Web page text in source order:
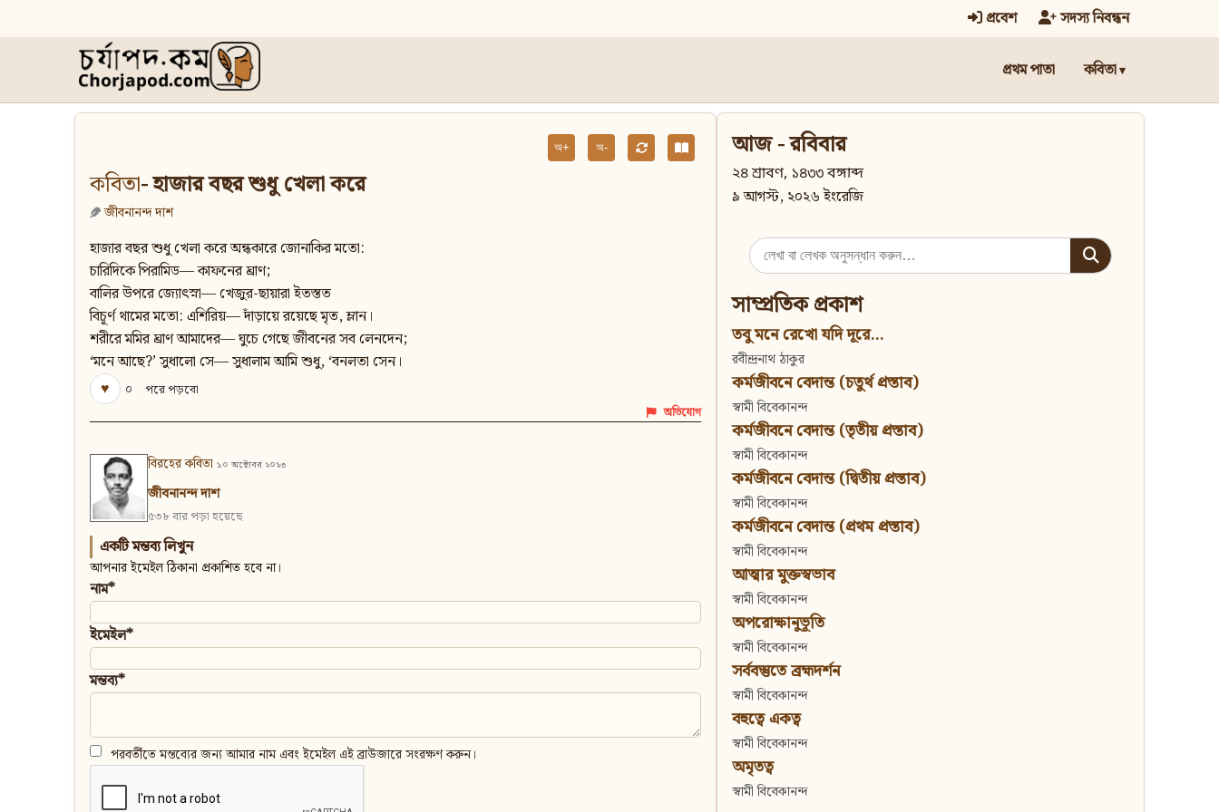
প্রবেশ সদস্য নিবন্ধন
প্রথম পাতা কবিতা
অ+ অ-
কবিতা- হাজার বছর শুধু খেলা করে
জীবনানন্দ দাশ
হাজার বছর শুধু খেলা করে অন্ধকারে জোনাকির মতো:
চারিদিকে পিরামিড— কাফনের ঘ্রাণ;
বালির উপরে জ্যোৎস্না— খেজুর-ছায়ারা ইতস্তত
বিচূর্ণ থামের মতো: এশিরিয়— দাঁড়ায়ে রয়েছে মৃত, ম্লান।
শরীরে মমির ঘ্রাণ আমাদের— ঘুচে গেছে জীবনের সব লেনদেন;
‘মনে আছে?’ সুধালো সে— সুধালাম আমি শুধু, ‘বনলতা সেন।
♥
০ পরে পড়বো
অভিযোগ
বিরহের কবিতা ১০ অক্টোবর ২০২৩
জীবনানন্দ দাশ
৫৩৮ বার পড়া হয়েছে
একটি মন্তব্য লিখুন
আপনার ইমেইল ঠিকানা প্রকাশিত হবে না।
নাম*
ইমেইল*
মন্তব্য*
পরবর্তীতে মন্তব্যের জন্য আমার নাম এবং ইমেইল এই ব্রাউজারে সংরক্ষণ করুন।
আজ - রবিবার
২৪ শ্রাবণ, ১৪৩৩ বঙ্গাব্দ
৯ আগস্ট, ২০২৬ ইংরেজি
Search
for:
সাম্প্রতিক প্রকাশ
তবু মনে রেখো যদি দূরে...
রবীন্দ্রনাথ ঠাকুর
কর্মজীবনে বেদান্ত (চতুর্থ প্রস্তাব)
স্বামী বিবেকানন্দ
কর্মজীবনে বেদান্ত (তৃতীয় প্রস্তাব)
স্বামী বিবেকানন্দ
কর্মজীবনে বেদান্ত (দ্বিতীয় প্রস্তাব)
স্বামী বিবেকানন্দ
কর্মজীবনে বেদান্ত (প্রথম প্রস্তাব)
স্বামী বিবেকানন্দ
আত্মার মুক্তস্বভাব
স্বামী বিবেকানন্দ
অপরোক্ষানুভূতি
স্বামী বিবেকানন্দ
সর্ববস্তুতে ব্রহ্মদর্শন
স্বামী বিবেকানন্দ
বহুত্বে একত্ব
স্বামী বিবেকানন্দ
অমৃতত্ব
স্বামী বিবেকানন্দ